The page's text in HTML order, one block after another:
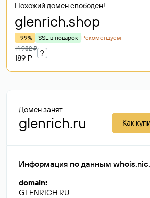
Похожий домен свободен!
glenrich.shop
-99% SSL в подарок Рекомендуем
14 982 ₽
189 ₽
?
Домен занят
glenrich.ru Как
Информация по данным
domain:
GLENRICH.RU